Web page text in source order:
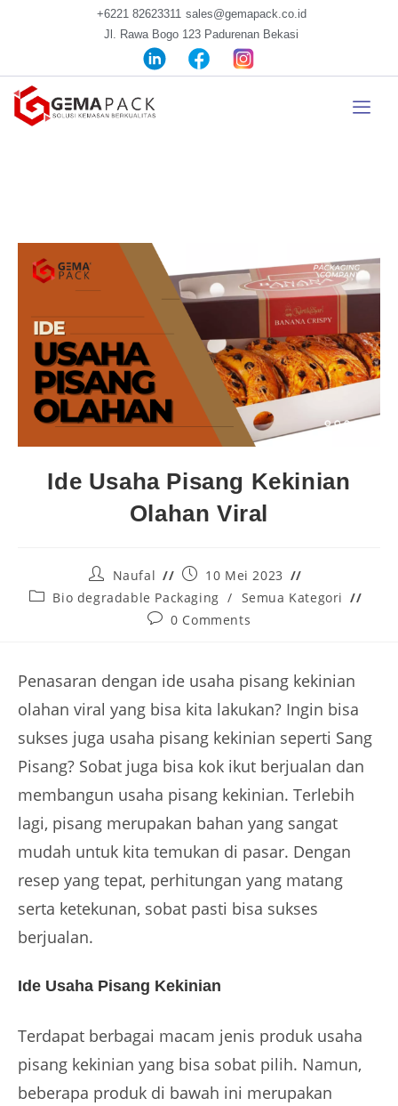
+6221 82623311 sales@gemapack.co.id
Jl. Rawa Bogo 123 Padurenan Bekasi
Ide Usaha Pisang Kekinian
Olahan Viral
Naufal
10 Mei 2023
Bio degradable Packaging / Semua Kategori
0 Comments
Penasaran dengan ide usaha pisang kekinian
olahan viral yang bisa kita lakukan? Ingin bisa
sukses juga usaha pisang kekinian seperti Sang
Pisang? Sobat juga bisa kok ikut berjualan dan
membangun usaha pisang kekinian. Terlebih
lagi, pisang merupakan bahan yang sangat
mudah untuk kita temukan di pasar. Dengan
resep yang tepat, perhitungan yang matang
serta ketekunan, sobat pasti bisa sukses
berjualan.
Ide Usaha Pisang Kekinian
Terdapat berbagai macam jenis produk usaha
pisang kekinian yang bisa sobat pilih. Namun,
beberapa produk di bawah ini merupakan